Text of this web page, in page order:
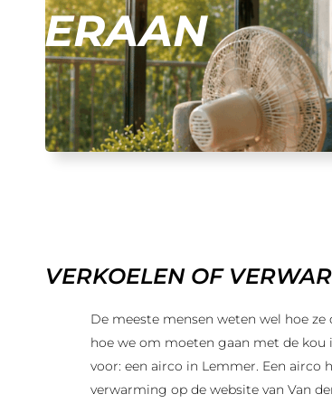
ERAAN
VERKOELEN OF
De meeste mensen weten wel hoe
hoe we om moeten gaan met de
voor: een airco in Lemmer. Een airco
verwarming op de website van Van